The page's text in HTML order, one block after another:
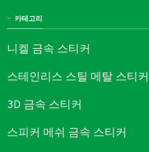
카테고리
니켈 금속 스티커
스테인리스 스틸 메탈 스티커
3D 금속 스티커
스피커 메쉬 금속 스티커